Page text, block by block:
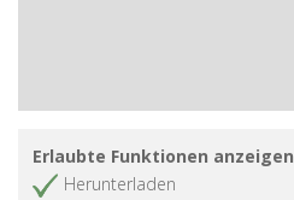
Erlaubte Funktionen anzeigen
Herunterladen